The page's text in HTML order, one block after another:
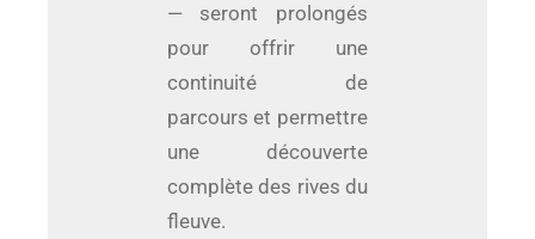
— seront prolongés
pour offrir une
continuité de
parcours et permettre
une découverte
complète des rives du
fleuve.